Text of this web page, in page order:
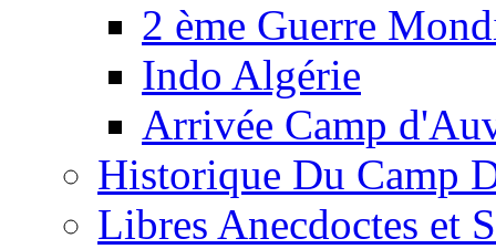
2 ème Guerre
Indo Algérie
Arrivée Camp
Historique Du Camp
Libres Anecdoctes et